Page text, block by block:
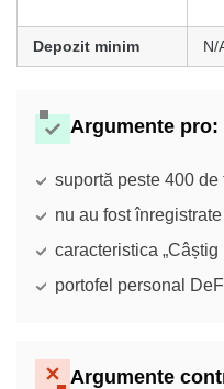
Depozit minim N/
Argumente pro:
suportă peste 400
nu au fost
caracteristica „Câștig
portofel personal
Argumente